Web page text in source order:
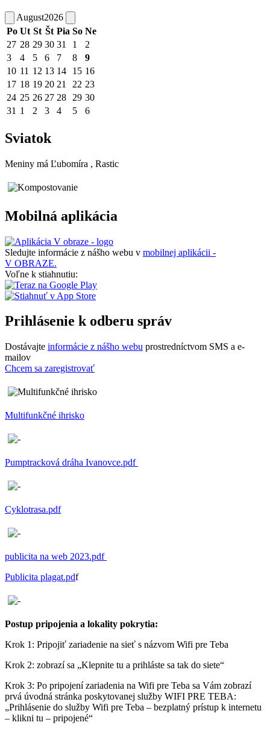
August2026
Po Ut St Št Pia So Ne
27 28 29 30 31 1
2
3
4 5 6 7 8
9
10 11 12 13 14 15 16
17 18 19 20 21 22 23
24 25 26 27 28 29 30
31 1 2 3 4 5 6
Sviatok
Meniny má Ľubomíra , Rastic
Mobilná aplikácia
Sledujte informácie z nášho webu v mobilnej aplikácii -
V OBRAZE.
Voľne k stiahnutiu:
Prihlásenie k odberu správ
Dostávajte informácie z nášho webu prostredníctvom SMS a e-
mailov
Chcem sa zaregistrovať
Multifunkčné ihrisko
Pumptracková dráha Ivanovce.pdf
Cyklotrasa.pdf
publicita na web 2023.pdf
Publicita plagat.pdf
Postup pripojenia a lokality pokrytia:
Krok 1: Pripojiť zariadenie na sieť s názvom Wifi pre Teba
Krok 2: zobrazí sa „Klepnite tu a prihláste sa tak do siete“
Krok 3: Po pripojení zariadenia na Wifi pre Teba sa Vám zobrazí
prvá úvodná stránka poskytovanej služby WIFI PRE TEBA:
„Prihlásenie do služby Wifi pre Teba – bezplatný prístup k internetu
– klikni tu – pripojené“